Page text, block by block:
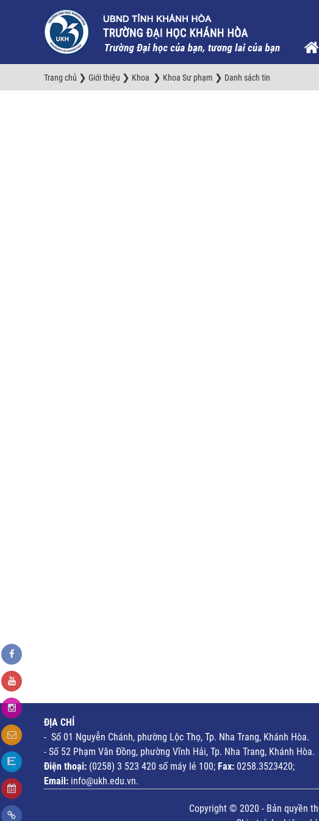
Trang chủ ❯ Giới thiệu ❯ Khoa ❯ Khoa Sư phạm ❯ Danh sách tin
ĐỊA CHỈ
- Số 01 Nguyễn Chánh, phường Lộc Thọ, Tp. Nha Trang, Khánh Hòa.
- Số 52 Phạm Văn Đồng, phường Vĩnh Hải, Tp. Nha Trang, Khánh Hòa.
Điện thoại: (0258) 3 523 420 số máy lẻ 100; Fax: 0258.3523420;
Email: info@ukh.edu.vn.
Copyright © 2020 - Bản quyền